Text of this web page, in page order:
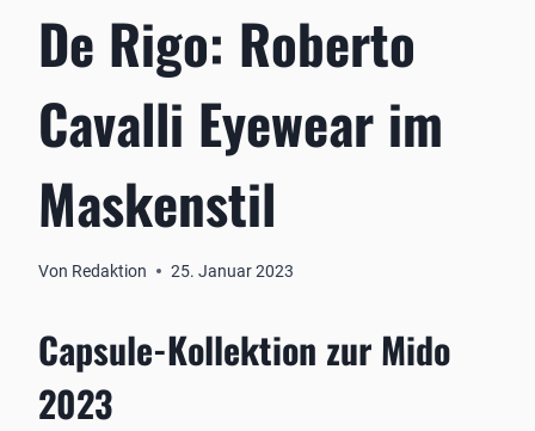
De Rigo: Roberto
Cavalli Eyewear im
Maskenstil
Von Redaktion 25. Januar 2023
Capsule-Kollektion zur Mido
2023